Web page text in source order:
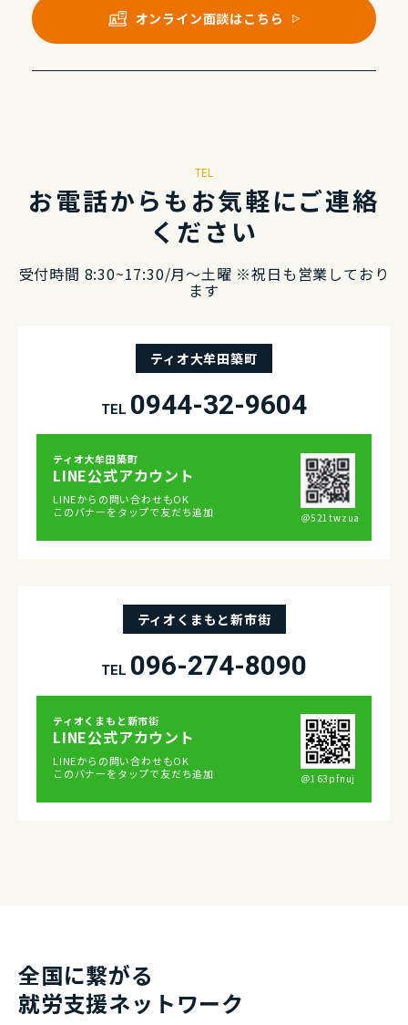
オンライン⾯談はこちら
TEL
お電話からもお気軽にご連絡
ください
受付時間 8:30~17:30/⽉〜⼟曜 ※祝⽇も営業しており
ます
ティオ大牟田築町
TEL 0944-32-9604
ティオ⼤牟⽥築町
LINE公式アカウント
LINEからの問い合わせもOK
このバナーをタップで友だち追加
＠521twzua
ティオくまもと新市街
TEL 096-274-8090
ティオくまもと新市街
LINE公式アカウント
LINEからの問い合わせもOK
このバナーをタップで友だち追加
＠163pfnuj
全国に繋がる
就労⽀援ネットワーク